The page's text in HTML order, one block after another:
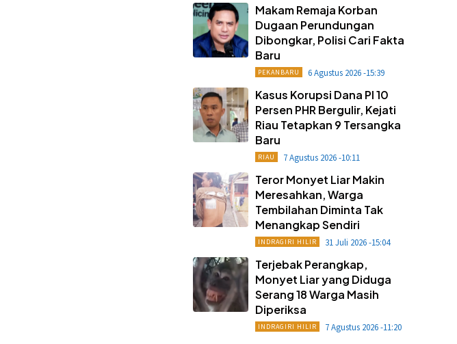
Makam Remaja Korban
Dugaan Perundungan
Dibongkar, Polisi Cari Fakta
Baru
PEKANBARU 6 Agustus 2026 -15:39
Kasus Korupsi Dana PI 10
Persen PHR Bergulir, Kejati
Riau Tetapkan 9 Tersangka
Baru
RIAU 7 Agustus 2026 -10:11
Teror Monyet Liar Makin
Meresahkan, Warga
Tembilahan Diminta Tak
Menangkap Sendiri
INDRAGIRI HILIR 31 Juli 2026 -15:04
Terjebak Perangkap,
Monyet Liar yang Diduga
Serang 18 Warga Masih
Diperiksa
INDRAGIRI HILIR 7 Agustus 2026 -11:20